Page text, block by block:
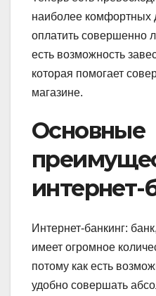
наиболее комфортных
оплатить совершенно
есть возможность
которая помогает
магазине.
Основные
интернет-
Интернет-банкинг:
имеет огромное
потому как есть
удобно совершать